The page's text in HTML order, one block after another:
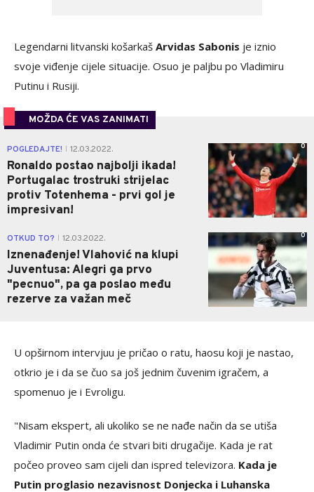
Legendarni litvanski košarkaš Arvidas Sabonis je iznio
svoje viđenje cijele situacije. Osuo je paljbu po Vladimiru
Putinu i Rusiji.
MOŽDA ĆE VAS ZANIMATI
POGLEDAJTE! 12.03.2022.
Ronaldo postao najbolji ikada!
Portugalac trostruki strijelac
protiv Totenhema - prvi gol je
impresivan!
0
OTKUD TO? 12.03.2022.
Iznenađenje! Vlahović na klupi
Juventusa: Alegri ga prvo
"pecnuo", pa ga poslao među
rezerve za važan meč
0
U opširnom intervjuu je pričao o ratu, haosu koji je nastao,
otkrio je i da se čuo sa još jednim čuvenim igračem, a
spomenuo je i Evroligu.
"Nisam ekspert, ali ukoliko se ne nađe način da se utiša
Vladimir Putin onda će stvari biti drugačije. Kada je rat
počeo proveo sam cijeli dan ispred televizora. Kada je
Putin proglasio nezavisnost Donjecka i Luhanska